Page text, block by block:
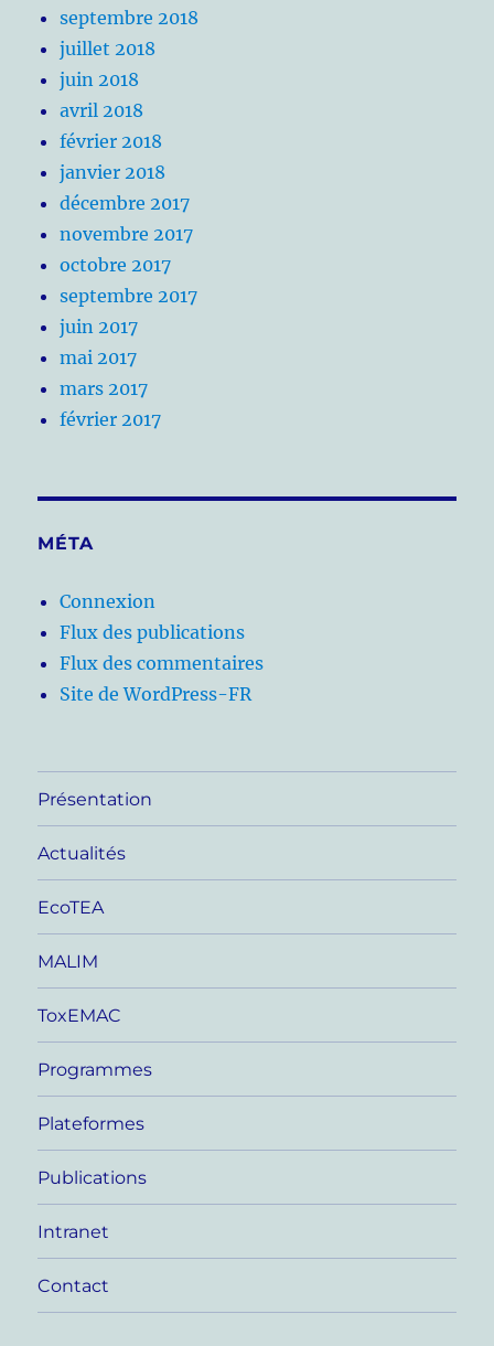
septembre 2018
juillet 2018
juin 2018
avril 2018
février 2018
janvier 2018
décembre 2017
novembre 2017
octobre 2017
septembre 2017
juin 2017
mai 2017
mars 2017
février 2017
MÉTA
Connexion
Flux des publications
Flux des commentaires
Site de WordPress-FR
Présentation
Actualités
EcoTEA
MALIM
ToxEMAC
Programmes
Plateformes
Publications
Intranet
Contact